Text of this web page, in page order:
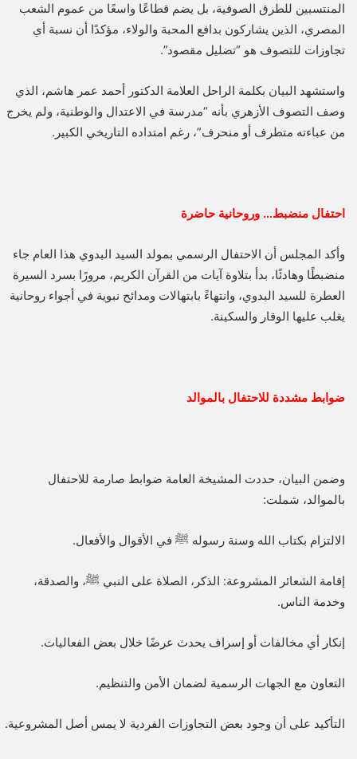
المنتسبين للطرق الصوفية، بل يضم قطاعًا واسعًا من عموم الشعب
المصري، الذين يشاركون بدافع المحبة والولاء، مؤكدًا أن نسبة أي
تجاوزات للتصوف هو “تضليل مقصود”.
واستشهد البيان بكلمة الراحل العلامة الدكتور أحمد عمر هاشم، الذي
وصف التصوف الأزهري بأنه “مدرسة في الاعتدال والوطنية، ولم يخرج
من عباءته متطرف أو منحرف”، رغم امتداده التاريخي الكبير.
احتفال منضبط… وروحانية حاضرة
وأكد المجلس أن الاحتفال الرسمي بمولد السيد البدوي هذا العام جاء
منضبطًا وهادئًا، بدأ بتلاوة آيات من القرآن الكريم، مرورًا بسرد السيرة
العطرة للسيد البدوي، وانتهاءً بابتهالات ومدائح نبوية في أجواء روحانية
يغلب عليها الوقار والسكينة.
ضوابط مشددة للاحتفال بالموالد
وضمن البيان، حددت المشيخة العامة ضوابط صارمة للاحتفال
بالموالد، شملت:
الالتزام بكتاب الله وسنة رسوله ﷺ في الأقوال والأفعال.
إقامة الشعائر المشروعة: الذكر، الصلاة على النبي ﷺ، والصدقة،
وخدمة الناس.
إنكار أي مخالفات أو إسراف يحدث عرضًا خلال بعض الفعاليات.
التعاون مع الجهات الرسمية لضمان الأمن والتنظيم.
التأكيد على أن وجود بعض التجاوزات الفردية لا يمس أصل المشروعية.